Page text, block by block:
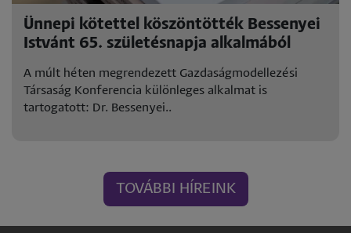
Ünnepi kötettel köszöntötték Bessenyei
Istvánt 65. születésnapja alkalmából
A múlt héten megrendezett Gazdaságmodellezési
Társaság Konferencia különleges alkalmat is
tartogatott: Dr. Bessenyei..
TOVÁBBI HÍREINK